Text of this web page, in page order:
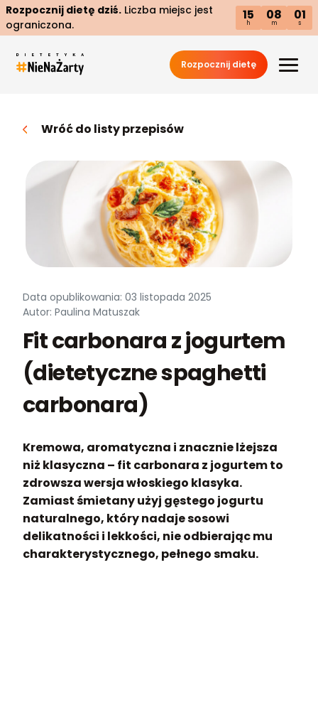
Rozpocznij dietę dziś. Liczba miejsc jest
ograniczona.
15
h
08
m
00
s
Rozpocznij dietę
Wróć do listy przepisów
Data opublikowania: 03 listopada 2025
Autor: Paulina Matuszak
Fit carbonara z jogurtem
(dietetyczne spaghetti
carbonara)
Kremowa, aromatyczna i znacznie lżejsza
niż klasyczna – fit carbonara z jogurtem to
zdrowsza wersja włoskiego klasyka.
Zamiast śmietany użyj gęstego jogurtu
naturalnego, który nadaje sosowi
delikatności i lekkości, nie odbierając mu
charakterystycznego, pełnego smaku.